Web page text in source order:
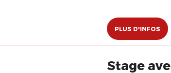
PLUS D'INFOS
Stage